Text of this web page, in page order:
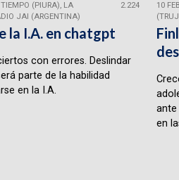
TIEMPO (PIURA), LA
JAI (ARGENTINA)
2.224
la I.A. en chatgpt
con errores. Deslindar
parte de la habilidad
en la I.A.
10
en